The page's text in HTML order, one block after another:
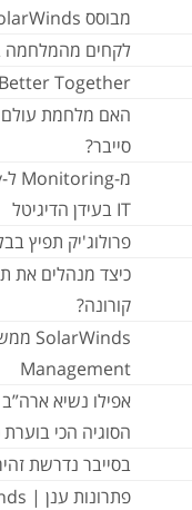
מבוסס SolarWinds
לקחים מהמלחמה
Together
האם מלחמת עולם
סייבר?
IT בעידן הדיגיטל
פרולוג'יק תפיץ
כיצד מנהלים את
קורונה?
Management
הסוגיה הכי
בסייבר נדרשת
פתרונות ענן | SolarWinds זה גם ניטור ב-Cloud